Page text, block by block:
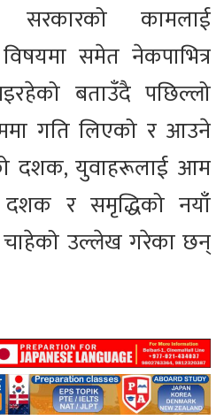
सरकारको कामलाई
समेत नेकपाभित्र
बताउँदै पछिल्लो
गति लिएको र आउने
दशक, युवाहरूलाई आम
दशक र समृद्धिको नयाँ
चाहेको उल्लेख गरेका छन्